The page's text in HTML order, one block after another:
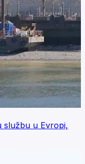
službu u Evropi,